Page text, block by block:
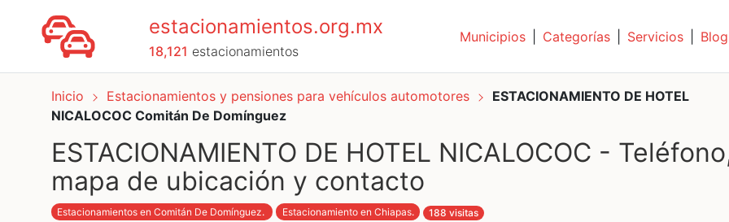
estacionamientos.org.mx
18,121 estacionamientos
Municipios Categorías Servicios Blog
Inicio Estacionamientos y pensiones para vehículos automotores
ESTACIONAMIENTO DE HOTEL
NICALOCOC Comitán De Domínguez
ESTACIONAMIENTO DE HOTEL NICALOCOC -
mapa de ubicación y contacto
Estacionamientos en Comitán De Domínguez. Estacionamiento en Chiapas. 188 visitas